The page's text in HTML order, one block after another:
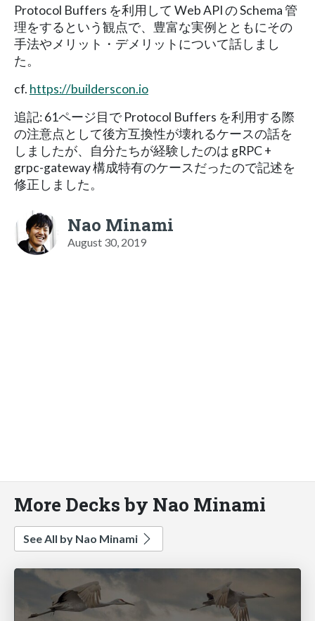
Protocol Buffers を利用して Web API の Schema 管
理をするという観点で、豊富な実例とともにその
手法やメリット・デメリットについて話しまし
た。
cf. https://builderscon.io
追記: 61ページ目で Protocol Buffers を利用する際
の注意点として後方互換性が壊れるケースの話を
しましたが、自分たちが経験したのは gRPC +
grpc-gateway 構成特有のケースだったので記述を
修正しました。
Nao Minami
August 30, 2019
More Decks by Nao Minami
See All by Nao Minami